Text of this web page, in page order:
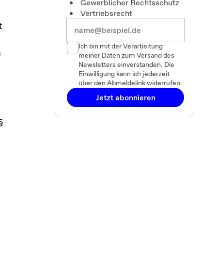
Gewerblicher Rechtsschutz
Vertriebsrecht
Ich bin mit der Verarbeitung
meiner Daten zum Versand des
Newsletters einverstanden. Die
Einwilligung kann ich jederzeit
über den Abmeldelink widerrufen.
Jetzt abonnieren